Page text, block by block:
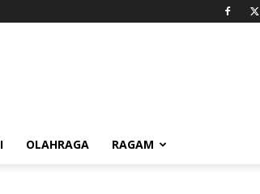
OLAHRAGA RAGAM